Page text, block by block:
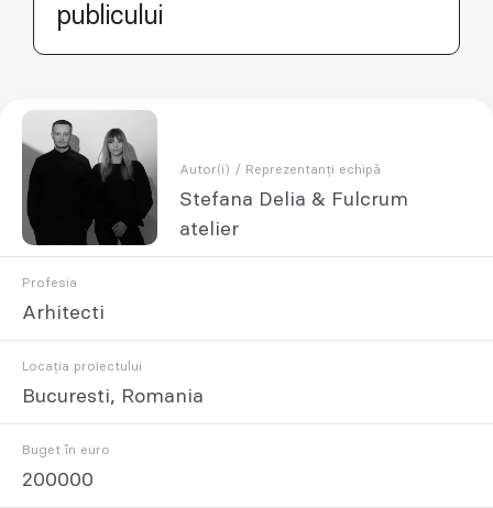
publicului
Autor(i) / Reprezentanți echipă
Stefana Delia & Fulcrum
atelier
Profesia
Arhitecti
Locația proiectului
Bucuresti, Romania
Buget în euro
200000